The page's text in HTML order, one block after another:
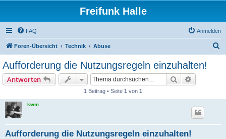
Freifunk Halle
FAQ Anmelden
Foren-Übersicht Technik Abuse
Aufforderung die Nutzungsregeln einzuhalten!
Antworten Suche
1 Beitrag • Seite 1 von 1
kwm
Aufforderung die Nutzungsregeln einzuhalten!